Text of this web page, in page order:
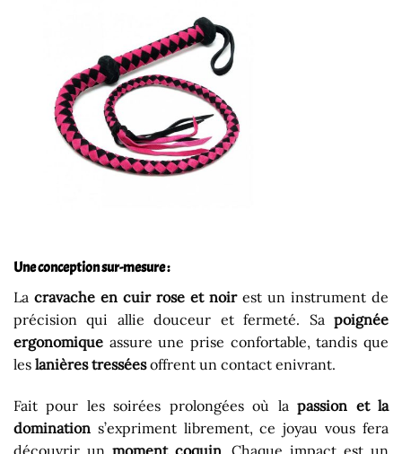
Une conception sur-mesure :
La cravache en cuir rose et noirest un instrument de
précision qui allie douceur et fermeté. Sa poignée
ergonomique assure une prise confortable, tandis que
les lanières tresséesoffrent un contact enivrant.
Fait pour les soirées prolongées où lapassion et la
domination s’expriment librement, ce joyau vous fera
découvrir un moment coquin . Chaque impact est un